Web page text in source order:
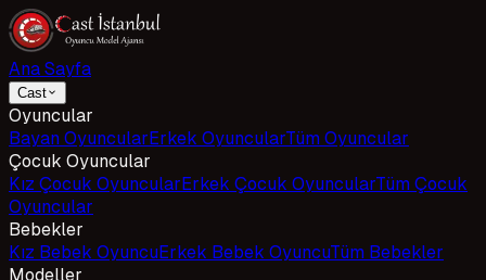
Ana Sayfa
Cast
Oyuncular
Bayan OyuncularErkek OyuncularTüm Oyuncular
Çocuk Oyuncular
Kız Çocuk OyuncularErkek Çocuk OyuncularTüm Çocuk
Oyuncular
Bebekler
Kız Bebek OyuncuErkek Bebek OyuncuTüm Bebekler
Modeller